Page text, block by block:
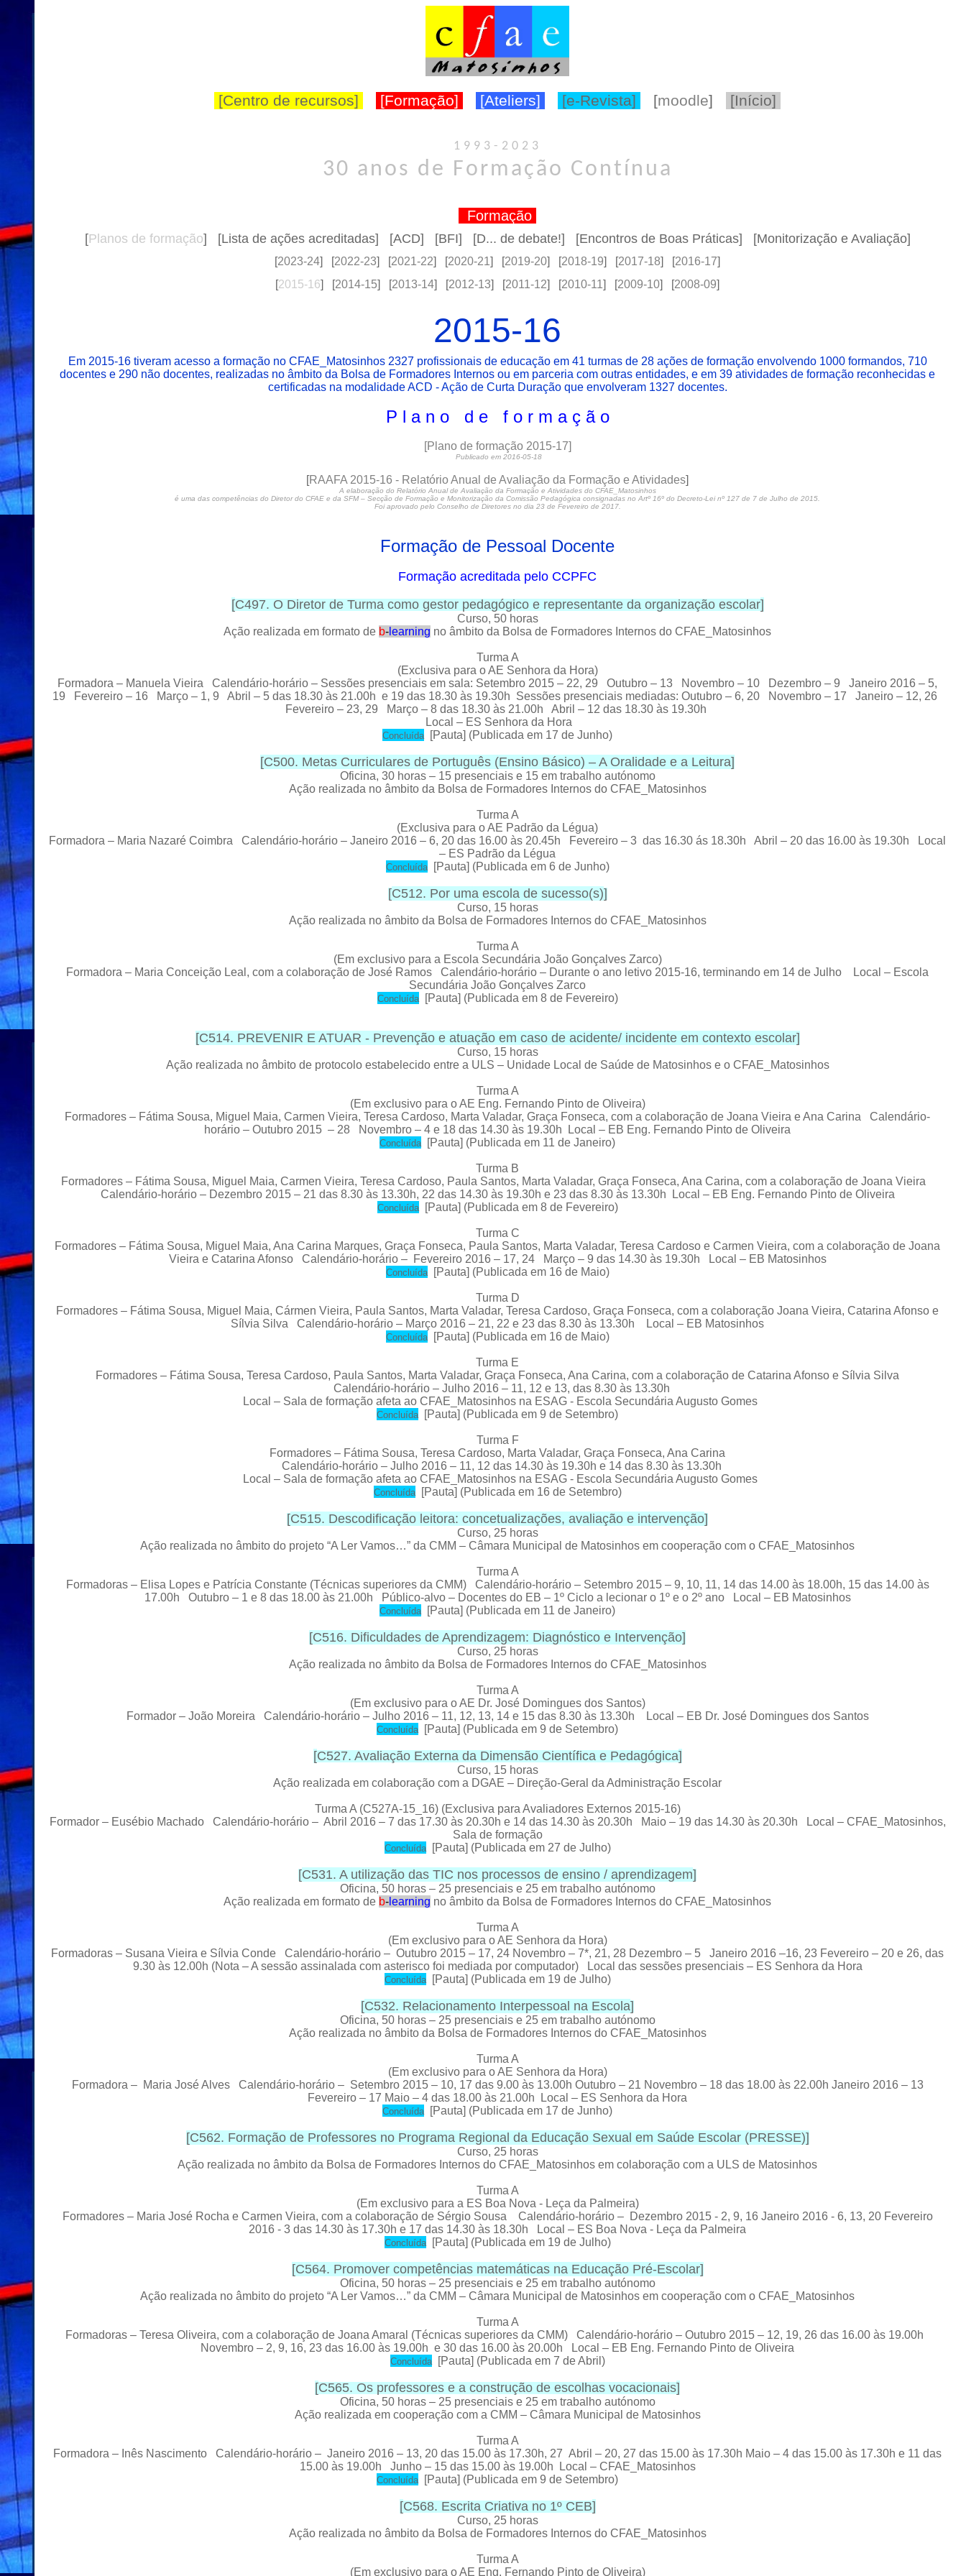
[Centro de recursos] [Formação] [Ateliers] [e-Revista] [moodle] [Início]
1993-2023
30 anos de Formação Contínua
Formação
[Planos de formação] [Lista de ações acreditadas] [ACD] [BFI] [D... de debate!] [Encontros de Boas Práticas] [Monitorização e Avaliação]
[2023-24] [2022-23] [2021-22] [2020-21] [2019-20] [2018-19] [2017-18] [2016-17]
[2015-16] [2014-15] [2013-14] [2012-13] [2011-12] [2010-11] [2009-10] [2008-09]
2015-16
Em 2015-16 tiveram acesso a formação no CFAE_Matosinhos 2327 profissionais de educação em 41 turmas de 28 ações de formação envolvendo 1000 formandos, 710
docentes e 290 não docentes, realizadas no âmbito da Bolsa de Formadores Internos ou em parceria com outras entidades, e em 39 atividades de formação reconhecidas e
certificadas na modalidade ACD - Ação de Curta Duração que envolveram 1327 docentes.
P l a n o d e f o r m a ç ã o
[Plano de formação 2015-17]
Publicado em 2016-05-18
[RAAFA 2015-16 - Relatório Anual de Avaliação da Formação e Atividades]
A elaboração do Relatório Anual de Avaliação da Formação e Atividades do CFAE_Matosinhos
é uma das competências do Diretor do CFAE e da SFM – Secção de Formação e Monitorização da Comissão Pedagógica consignadas no Artº 16º do Decreto-Lei nº 127 de 7 de Julho de 2015.
Foi aprovado pelo Conselho de Diretores no dia 23 de Fevereiro de 2017.
Formação de Pessoal Docente
Formação acreditada pelo CCPFC
[C497. O Diretor de Turma como gestor pedagógico e representante da organização escolar]
Curso, 50 horas
Ação realizada em formato de b- learning no âmbito da Bolsa de Formadores Internos do CFAE_Matosinhos
Turma A
(Exclusiva para o AE Senhora da Hora)
Formadora – Manuela Vieira Calendário-horário – Sessões presenciais em sala: Setembro 2015 – 22, 29 Outubro – 13 Novembro – 10 Dezembro – 9 Janeiro 2016 – 5,
19 Fevereiro – 16 Março – 1, 9 Abril – 5 das 18.30 às 21.00h e 19 das 18.30 às 19.30h Sessões presenciais mediadas: Outubro – 6, 20 Novembro – 17 Janeiro – 12, 26
Fevereiro – 23, 29 Março – 8 das 18.30 às 21.00h Abril – 12 das 18.30 às 19.30h
Local – ES Senhora da Hora
Concluída [Pauta] (Publicada em 17 de Junho)
[C500. Metas Curriculares de Português (Ensino Básico) – A Oralidade e a Leitura]
Oficina, 30 horas – 15 presenciais e 15 em trabalho autónomo
Ação realizada no âmbito da Bolsa de Formadores Internos do CFAE_Matosinhos
Turma A
(Exclusiva para o AE Padrão da Légua)
Formadora – Maria Nazaré Coimbra Calendário-horário – Janeiro 2016 – 6, 20 das 16.00 às 20.45h Fevereiro – 3 das 16.30 ás 18.30h Abril – 20 das 16.00 às 19.30h Local
– ES Padrão da Légua
Concluída[Pauta] (Publicada em 6 de Junho)
[C512. Por uma escola de sucesso(s)]
Curso, 15 horas
Ação realizada no âmbito da Bolsa de Formadores Internos do CFAE_Matosinhos
Turma A
(Em exclusivo para a Escola Secundária João Gonçalves Zarco)
Formadora – Maria Conceição Leal, com a colaboração de José Ramos Calendário-horário – Durante o ano letivo 2015-16, terminando em 14 de Julho Local – Escola
Secundária João Gonçalves Zarco
Concluída[Pauta] (Publicada em 8 de Fevereiro)
[C514. PREVENIR E ATUAR - Prevenção e atuação em caso de acidente/ incidente em contexto escolar]
Curso, 15 horas
Ação realizada no âmbito de protocolo estabelecido entre a ULS – Unidade Local de Saúde de Matosinhos e o CFAE_Matosinhos
Turma A
(Em exclusivo para o AE Eng. Fernando Pinto de Oliveira)
Formadores – Fátima Sousa, Miguel Maia, Carmen Vieira, Teresa Cardoso, Marta Valadar, Graça Fonseca, com a colaboração de Joana Vieira e Ana Carina Calendário-
horário – Outubro 2015 – 28 Novembro – 4 e 18 das 14.30 às 19.30h Local – EB Eng. Fernando Pinto de Oliveira
Concluída [Pauta] (Publicada em 11 de Janeiro)
Turma B
Formadores – Fátima Sousa, Miguel Maia, Carmen Vieira, Teresa Cardoso, Paula Santos, Marta Valadar, Graça Fonseca, Ana Carina, com a colaboração de Joana Vieira
Calendário-horário – Dezembro 2015 – 21 das 8.30 às 13.30h, 22 das 14.30 às 19.30h e 23 das 8.30 às 13.30h Local – EB Eng. Fernando Pinto de Oliveira
Concluída[Pauta] (Publicada em 8 de Fevereiro)
Turma C
Formadores – Fátima Sousa, Miguel Maia, Ana Carina Marques, Graça Fonseca, Paula Santos, Marta Valadar, Teresa Cardoso e Carmen Vieira, com a colaboração de Joana
Vieira e Catarina Afonso Calendário-horário – Fevereiro 2016 – 17, 24 Março – 9 das 14.30 às 19.30h Local – EB Matosinhos
Concluída[Pauta] (Publicada em 16 de Maio)
Turma D
Formadores – Fátima Sousa, Miguel Maia, Cármen Vieira, Paula Santos, Marta Valadar, Teresa Cardoso, Graça Fonseca, com a colaboração Joana Vieira, Catarina Afonso e
Sílvia Silva Calendário-horário – Março 2016 – 21, 22 e 23 das 8.30 às 13.30h Local – EB Matosinhos
Concluída[Pauta] (Publicada em 16 de Maio)
Turma E
Formadores – Fátima Sousa, Teresa Cardoso, Paula Santos, Marta Valadar, Graça Fonseca, Ana Carina, com a colaboração de Catarina Afonso e Sílvia Silva
Calendário-horário – Julho 2016 – 11, 12 e 13, das 8.30 às 13.30h
Local – Sala de formação afeta ao CFAE_Matosinhos na ESAG - Escola Secundária Augusto Gomes
Concluída [Pauta] (Publicada em 9 de Setembro)
Turma F
Formadores – Fátima Sousa, Teresa Cardoso, Marta Valadar, Graça Fonseca, Ana Carina
Calendário-horário – Julho 2016 – 11, 12 das 14.30 às 19.30h e 14 das 8.30 às 13.30h
Local – Sala de formação afeta ao CFAE_Matosinhos na ESAG - Escola Secundária Augusto Gomes
Concluída[Pauta] (Publicada em 16 de Setembro)
[C515. Descodificação leitora: concetualizações, avaliação e intervenção]
Curso, 25 horas
Ação realizada no âmbito do projeto “A Ler Vamos…” da CMM – Câmara Municipal de Matosinhos em cooperação com o CFAE_Matosinhos
Turma A
Formadoras – Elisa Lopes e Patrícia Constante (Técnicas superiores da CMM) Calendário-horário – Setembro 2015 – 9, 10, 11, 14 das 14.00 às 18.00h, 15 das 14.00 às
17.00h Outubro – 1 e 8 das 18.00 às 21.00h Público-alvo – Docentes do EB – 1º Ciclo a lecionar o 1º e o 2º ano Local – EB Matosinhos
Concluída [Pauta] (Publicada em 11 de Janeiro)
[C516. Dificuldades de Aprendizagem: Diagnóstico e Intervenção]
Curso, 25 horas
Ação realizada no âmbito da Bolsa de Formadores Internos do CFAE_Matosinhos
Turma A
(Em exclusivo para o AE Dr. José Domingues dos Santos)
Formador – João Moreira Calendário-horário – Julho 2016 – 11, 12, 13, 14 e 15 das 8.30 às 13.30h Local – EB Dr. José Domingues dos Santos
Concluída [Pauta] (Publicada em 9 de Setembro)
[C527. Avaliação Externa da Dimensão Científica e Pedagógica]
Curso, 15 horas
Ação realizada em colaboração com a DGAE – Direção-Geral da Administração Escolar
Turma A (C527A-15_16) (Exclusiva para Avaliadores Externos 2015-16)
Formador – Eusébio Machado Calendário-horário – Abril 2016 – 7 das 17.30 às 20.30h e 14 das 14.30 às 20.30h Maio – 19 das 14.30 às 20.30h Local – CFAE_Matosinhos,
Sala de formação
Concluída[Pauta] (Publicada em 27 de Julho)
[C531. A utilização das TIC nos processos de ensino / aprendizagem]
Oficina, 50 horas – 25 presenciais e 25 em trabalho autónomo
Ação realizada em formato de b- learning no âmbito da Bolsa de Formadores Internos do CFAE_Matosinhos
Turma A
(Em exclusivo para o AE Senhora da Hora)
Formadoras – Susana Vieira e Sílvia Conde Calendário-horário – Outubro 2015 – 17, 24 Novembro – 7*, 21, 28 Dezembro – 5 Janeiro 2016 –16, 23 Fevereiro – 20 e 26, das
9.30 às 12.00h (Nota – A sessão assinalada com asterisco foi mediada por computador) Local das sessões presenciais – ES Senhora da Hora
Concluída[Pauta] (Publicada em 19 de Julho)
[C532. Relacionamento Interpessoal na Escola]
Oficina, 50 horas – 25 presenciais e 25 em trabalho autónomo
Ação realizada no âmbito da Bolsa de Formadores Internos do CFAE_Matosinhos
Turma A
(Em exclusivo para o AE Senhora da Hora)
Formadora – Maria José Alves Calendário-horário – Setembro 2015 – 10, 17 das 9.00 às 13.00h Outubro – 21 Novembro – 18 das 18.00 às 22.00h Janeiro 2016 – 13
Fevereiro – 17 Maio – 4 das 18.00 às 21.00h Local – ES Senhora da Hora
Concluída [Pauta] (Publicada em 17 de Junho)
[C562. Formação de Professores no Programa Regional da Educação Sexual em Saúde Escolar (PRESSE)]
Curso, 25 horas
Ação realizada no âmbito da Bolsa de Formadores Internos do CFAE_Matosinhos em colaboração com a ULS de Matosinhos
Turma A
(Em exclusivo para a ES Boa Nova - Leça da Palmeira)
Formadores – Maria José Rocha e Carmen Vieira, com a colaboração de Sérgio Sousa Calendário-horário – Dezembro 2015 - 2, 9, 16 Janeiro 2016 - 6, 13, 20 Fevereiro
2016 - 3 das 14.30 às 17.30h e 17 das 14.30 às 18.30h Local – ES Boa Nova - Leça da Palmeira
Concluída[Pauta] (Publicada em 19 de Julho)
[C564. Promover competências matemáticas na Educação Pré-Escolar]
Oficina, 50 horas – 25 presenciais e 25 em trabalho autónomo
Ação realizada no âmbito do projeto “A Ler Vamos…” da CMM – Câmara Municipal de Matosinhos em cooperação com o CFAE_Matosinhos
Turma A
Formadoras – Teresa Oliveira, com a colaboração de Joana Amaral (Técnicas superiores da CMM) Calendário-horário – Outubro 2015 – 12, 19, 26 das 16.00 às 19.00h
Novembro – 2, 9, 16, 23 das 16.00 às 19.00h e 30 das 16.00 às 20.00h Local – EB Eng. Fernando Pinto de Oliveira
Concluída[Pauta] (Publicada em 7 de Abril)
[C565. Os professores e a construção de escolhas vocacionais]
Oficina, 50 horas– 25 presenciais e 25 em trabalho autónomo
Ação realizada em cooperação com a CMM – Câmara Municipal de Matosinhos
Turma A
Formadora – Inês Nascimento Calendário-horário – Janeiro 2016 – 13, 20 das 15.00 às 17.30h, 27 Abril – 20, 27 das 15.00 às 17.30h Maio – 4 das 15.00 às 17.30h e 11 das
15.00 às 19.00h Junho – 15 das 15.00 às 19.00h Local – CFAE_Matosinhos
Concluída [Pauta] (Publicada em 9 de Setembro)
[C568. Escrita Criativa no 1º CEB]
Curso, 25 horas
Ação realizada no âmbito da Bolsa de Formadores Internos do CFAE_Matosinhos
Turma A
(Em exclusivo para o AE Eng. Fernando Pinto de Oliveira)